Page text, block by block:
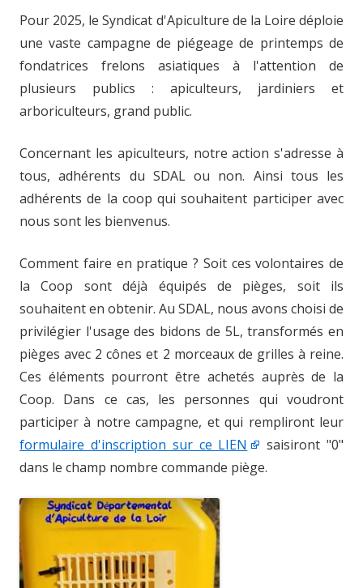
Pour 2025, le Syndicat d'Apiculture de la Loire déploie
une vaste campagne de piégeage de printemps de
fondatrices frelons asiatiques à l'attention de
plusieurs publics : apiculteurs, jardiniers et
arboriculteurs, grand public.
Concernant les apiculteurs, notre action s'adresse à
tous, adhérents du SDAL ou non. Ainsi tous les
adhérents de la coop qui souhaitent participer avec
nous sont les bienvenus.
Comment faire en pratique ? Soit ces volontaires de
la Coop sont déjà équipés de pièges, soit ils
souhaitent en obtenir. Au SDAL, nous avons choisi de
privilégier l'usage des bidons de 5L, transformés en
pièges avec 2 cônes et 2 morceaux de grilles à reine.
Ces éléments pourront être achetés auprès de la
Coop. Dans ce cas, les personnes qui voudront
participer à notre campagne, et qui rempliront leur
formulaire d'inscription sur ce LIEN
saisiront "0"
dans le champ nombre commande piège.